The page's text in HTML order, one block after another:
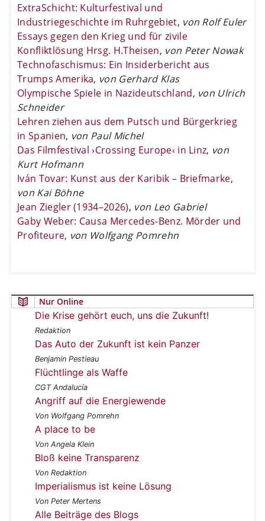
ExtraSchicht: Kulturfestival und
Industriegeschichte im Ruhrgebiet, von Rolf Euler
Essays gegen den Krieg und für zivile
Konfliktlösung Hrsg. H.Theisen, von Peter Nowak
Technofaschismus: Ein Insiderbericht aus
Trumps Amerika, von Gerhard Klas
Olympische Spiele in Nazideutschland, von Ulrich
Schneider
Lehren ziehen aus dem Putsch und Bürgerkrieg
in Spanien, von Paul Michel
Das Filmfestival ›Crossing Europe‹ in Linz, von
Kurt Hofmann
Iván Tovar: Kunst aus der Karibik – Briefmarke,
von Kai Böhne
Jean Ziegler (1934–2026), von Leo Gabriel
Gaby Weber: Causa Mercedes-Benz. Mörder und
Profiteure, von Wolfgang Pomrehn
Nur Online
Die Krise gehört euch, uns die Zukunft!
Redaktion
Das Auto der Zukunft ist kein Panzer
Benjamin Pestieau
Flüchtlinge als Waffe
CGT Andalucía
Angriff auf die Energiewende
Von Wolfgang Pomrehn
A place to be
Von Angela Klein
Bloß keine Transparenz
Von Redaktion
Imperialismus ist keine Lösung
Von Peter Mertens
Alle Beiträge des Blogs